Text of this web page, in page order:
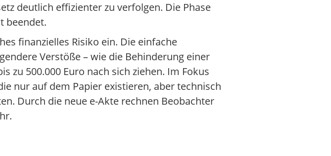
deutlich effizienter zu verfolgen. Die Phase
beendet.
finanzielles Risiko ein. Die einfache
Verstöße – wie die Behinderung einer
zu 500.000 Euro nach sich ziehen. Im Fokus
nur auf dem Papier existieren, aber technisch
Durch die neue e-Akte rechnen Beobachter